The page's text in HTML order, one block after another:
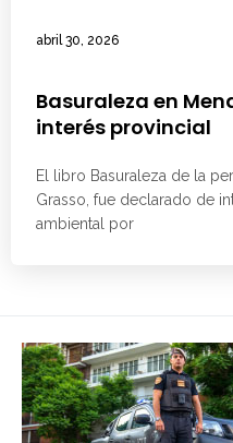
abril 30, 2026
Basuraleza en
interés provincial
El libro Basuraleza de la
Grasso, fue declarado de
ambiental por